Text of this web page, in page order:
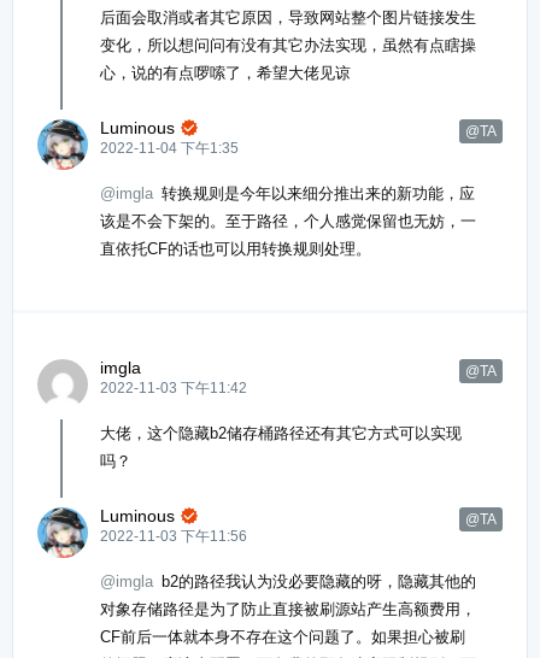
后面会取消或者其它原因，导致网站整个图片链接发生
变化，所以想问问有没有其它办法实现，虽然有点瞎操
心，说的有点啰嗦了，希望大佬见谅
Luminous @TA

2022-11-04 下午1:35
@imgla 转换规则是今年以来细分推出来的新功能，应
该是不会下架的。至于路径，个人感觉保留也无妨，一
直依托CF的话也可以用转换规则处理。
imgla
@TA
2022-11-03 下午11:42
大佬，这个隐藏b2储存桶路径还有其它方式可以实现
吗？
Luminous @TA

2022-11-03 下午11:56
@imgla b2的路径我认为没必要隐藏的呀，隐藏其他的
对象存储路径是为了防止直接被刷源站产生高额费用，
CF前后一体就本身不存在这个问题了。如果担心被刷